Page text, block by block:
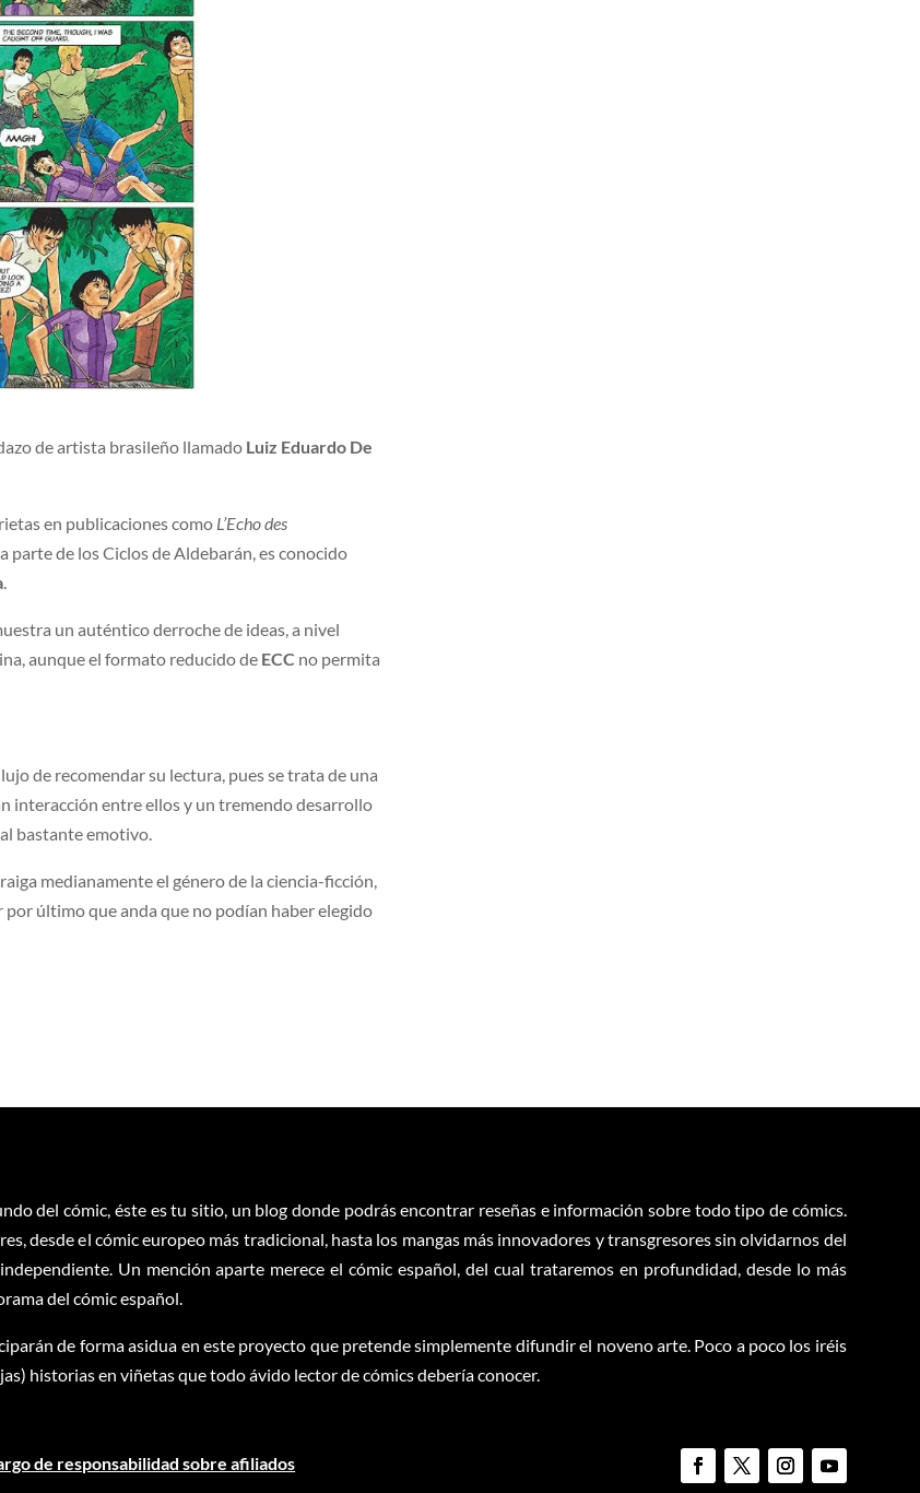
de artista brasileño llamado Luiz Eduardo De
en publicaciones como L’Echo des
parte de los Ciclos de Aldebarán, es conocido
.
un auténtico derroche de ideas, a nivel
aunque el formato reducido de ECC no permita
de recomendar su lectura, pues se trata de una
interacción entre ellos y un tremendo desarrollo
bastante emotivo.
medianamente el género de la ciencia-ficción,
último que anda que no podían haber elegido
del cómic, éste es tu sitio, un blog donde podrás encontrar reseñas e información sobre todo tipo de cómics.
desde el cómic europeo más tradicional, hasta los mangas más innovadores y transgresores sin olvidarnos del
Un mención aparte merece el cómic español, del cual trataremos en profundidad, desde lo más
del cómic español.
de forma asidua en este proyecto que pretende simplemente difundir el noveno arte. Poco a poco los iréis
historias en viñetas que todo ávido lector de cómics debería conocer.
de responsabilidad sobre afiliados